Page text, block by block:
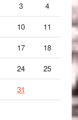
3 4
10 11
17 18
24 25
31